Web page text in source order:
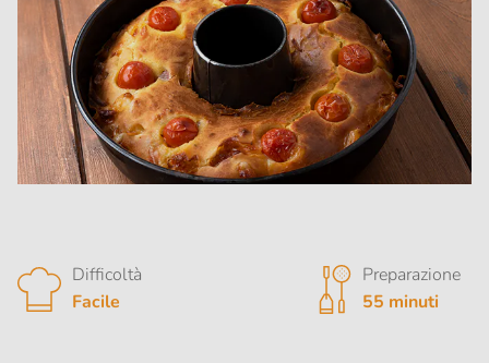
Difficoltà
Facile
Preparazione
55 minuti